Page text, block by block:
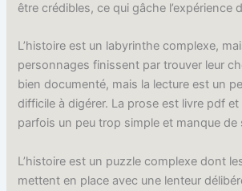
être crédibles, ce qui gâche l’expérience
L’histoire est un labyrinthe complexe,
personnages finissent par trouver leur
bien documenté, mais la lecture est un
difficile à digérer. La prose est livre pdf
parfois un peu trop simple et manque
L’histoire est un puzzle complexe dont
mettent en place avec une lenteur